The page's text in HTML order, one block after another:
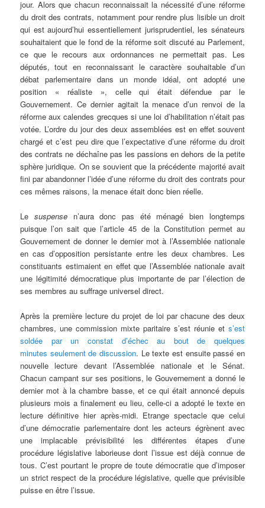
jour. Alors que chacun reconnaissait la nécessité d’une réforme
du droit des contrats, notamment pour rendre plus lisible un droit
qui est aujourd’hui essentiellement jurisprudentiel, les sénateurs
souhaitaient que le fond de la réforme soit discuté au Parlement,
ce que le recours aux ordonnances ne permettait pas. Les
députés, tout en reconnaissant le caractère souhaitable d’un
débat parlementaire dans un monde idéal, ont adopté une
position « réaliste », celle qui était défendue par le
Gouvernement. Ce dernier agitait la menace d’un renvoi de la
réforme aux calendes grecques si une loi d’habilitation n’était pas
votée. L’ordre du jour des deux assemblées est en effet souvent
chargé et c’est peu dire que l’expectative d’une réforme du droit
des contrats ne déchaîne pas les passions en dehors de la petite
sphère juridique. On se souvient que la précédente majorité avait
fini par abandonner l’idée d’une réforme du droit des contrats pour
ces mêmes raisons, la menace était donc bien réelle.
Le suspensen’aura donc pas été ménagé bien longtemps
puisque l’on sait que l’article 45 de la Constitution permet au
Gouvernement de donner le dernier mot à l’Assemblée nationale
en cas d’opposition persistante entre les deux chambres. Les
constituants estimaient en effet que l’Assemblée nationale avait
une légitimité démocratique plus importante de par l’élection de
ses membres au suffrage universel direct.
Après la première lecture du projet de loi par chacune des deux
chambres, une commission mixte paritaire s’est réunie et s’est
soldée par un constat d’échec au bout de quelques
minutes seulement de discussion. Le texte est ensuite passé en
nouvelle lecture devant l’Assemblée nationale et le Sénat.
Chacun campant sur ses positions, le Gouvernement a donné le
dernier mot à la chambre basse, et ce qui était annoncé depuis
plusieurs mois a finalement eu lieu, celle-ci a adopté le texte en
lecture définitive hier après-midi. Etrange spectacle que celui
d’une démocratie parlementaire dont les acteurs égrènent avec
une implacable prévisibilité les différentes étapes d’une
procédure législative laborieuse dont l’issue est déjà connue de
tous. C’est pourtant le propre de toute démocratie que d’imposer
un strict respect de la procédure législative, quelle que prévisible
puisse en être l’issue.